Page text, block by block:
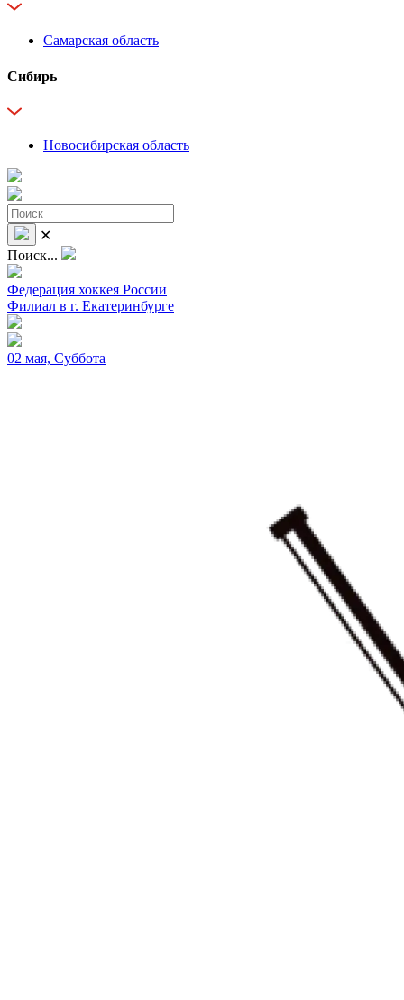
Самарская область
Сибирь
Новосибирская область
✕
Поиск...
Федерация хоккея России
Филиал в г. Екатеринбурге
02 мая, Суббота